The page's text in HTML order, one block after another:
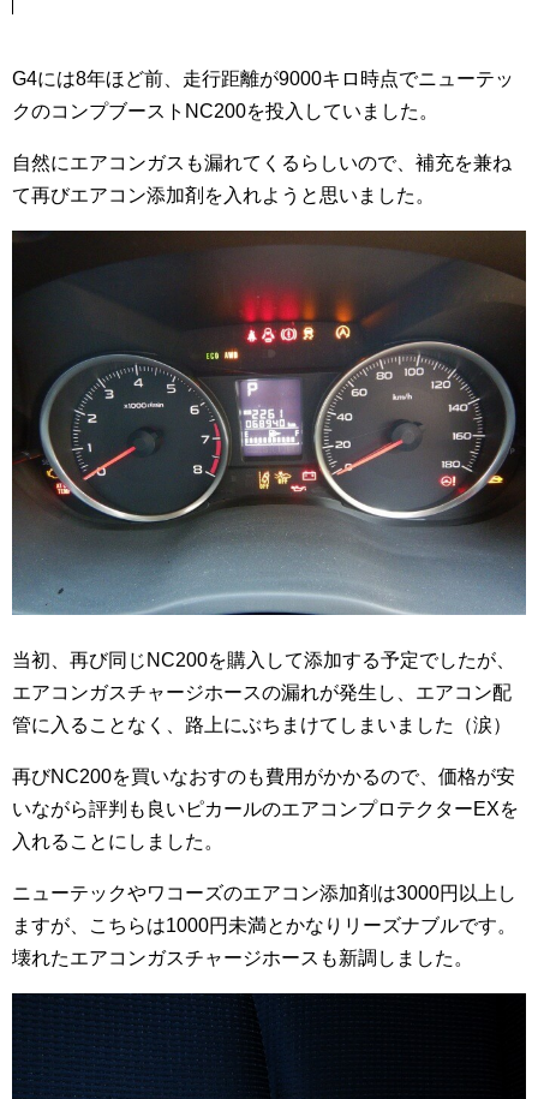
G4には8年ほど前、走行距離が9000キロ時点でニューテッ
クのコンプブーストNC200を投入していました。
自然にエアコンガスも漏れてくるらしいので、補充を兼ね
て再びエアコン添加剤を入れようと思いました。
当初、再び同じNC200を購入して添加する予定でしたが、
エアコンガスチャージホースの漏れが発生し、エアコン配
管に入ることなく、路上にぶちまけてしまいました（涙）
再びNC200を買いなおすのも費用がかかるので、価格が安
いながら評判も良いピカールのエアコンプロテクターEXを
入れることにしました。
ニューテックやワコーズのエアコン添加剤は3000円以上し
ますが、こちらは1000円未満とかなりリーズナブルです。
壊れたエアコンガスチャージホースも新調しました。